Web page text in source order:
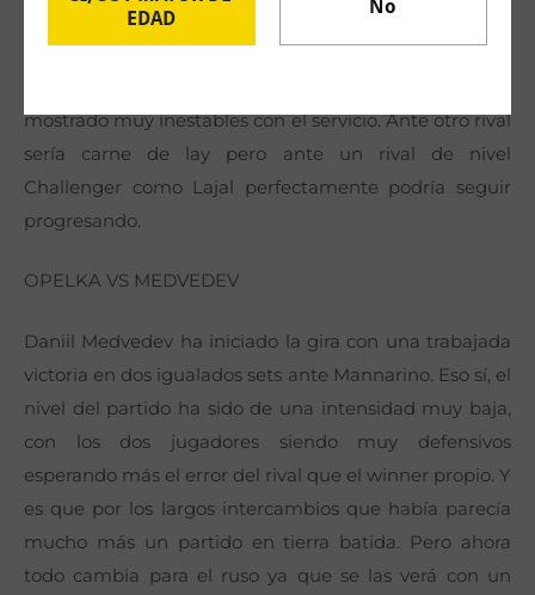
EDAD
No
derrotar a Alexei Popyrin en el tie break del tercer set.
El encuentro ha sido un auténtico despropósito de
mostrado muy inestables con el servicio. Ante otro rival
sería carne de lay pero ante un rival de nivel
Challenger como Lajal perfectamente podría seguir
progresando.
OPELKA VS MEDVEDEV
Daniil Medvedev ha iniciado la gira con una trabajada
victoria en dos igualados sets ante Mannarino. Eso sí, el
nivel del partido ha sido de una intensidad muy baja,
con los dos jugadores siendo muy defensivos
esperando más el error del rival que el winner propio. Y
es que por los largos intercambios que había parecía
mucho más un partido en tierra batida. Pero ahora
todo cambia para el ruso ya que se las verá con un